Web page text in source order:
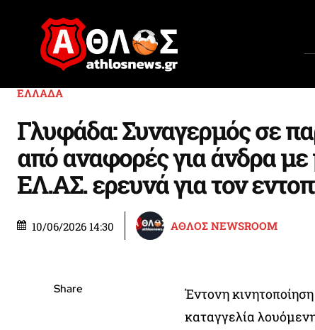
ΕΛΛΑΔΑ
Γλυφάδα: Συναγερμός σε
από αναφορές για άνδρα με
ΕΛ.ΑΣ. ερευνά για τον
10/06/2026 14:30 ΑΘΛΟΣ NEWSROOM
Share
Έντονη
καταγγελία